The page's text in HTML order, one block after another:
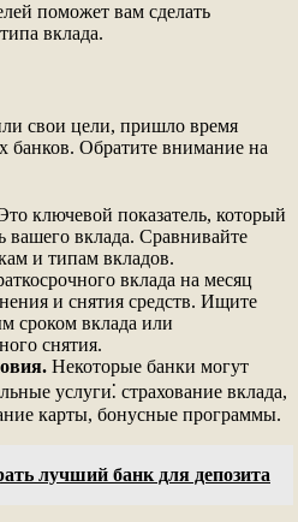
поможет вам сделать
вклада.
свои цели, пришло время
банков. Обратите внимание на
ключевой показатель, который
вашего вклада. Сравнивайте
и типам вкладов.
вклада на месяц
и снятия средств. Ищите
сроком вклада или
снятия.
Некоторые банки могут
услуги⁚ страхование вклада,
карты, бонусные программы.
лучший банк для депозита